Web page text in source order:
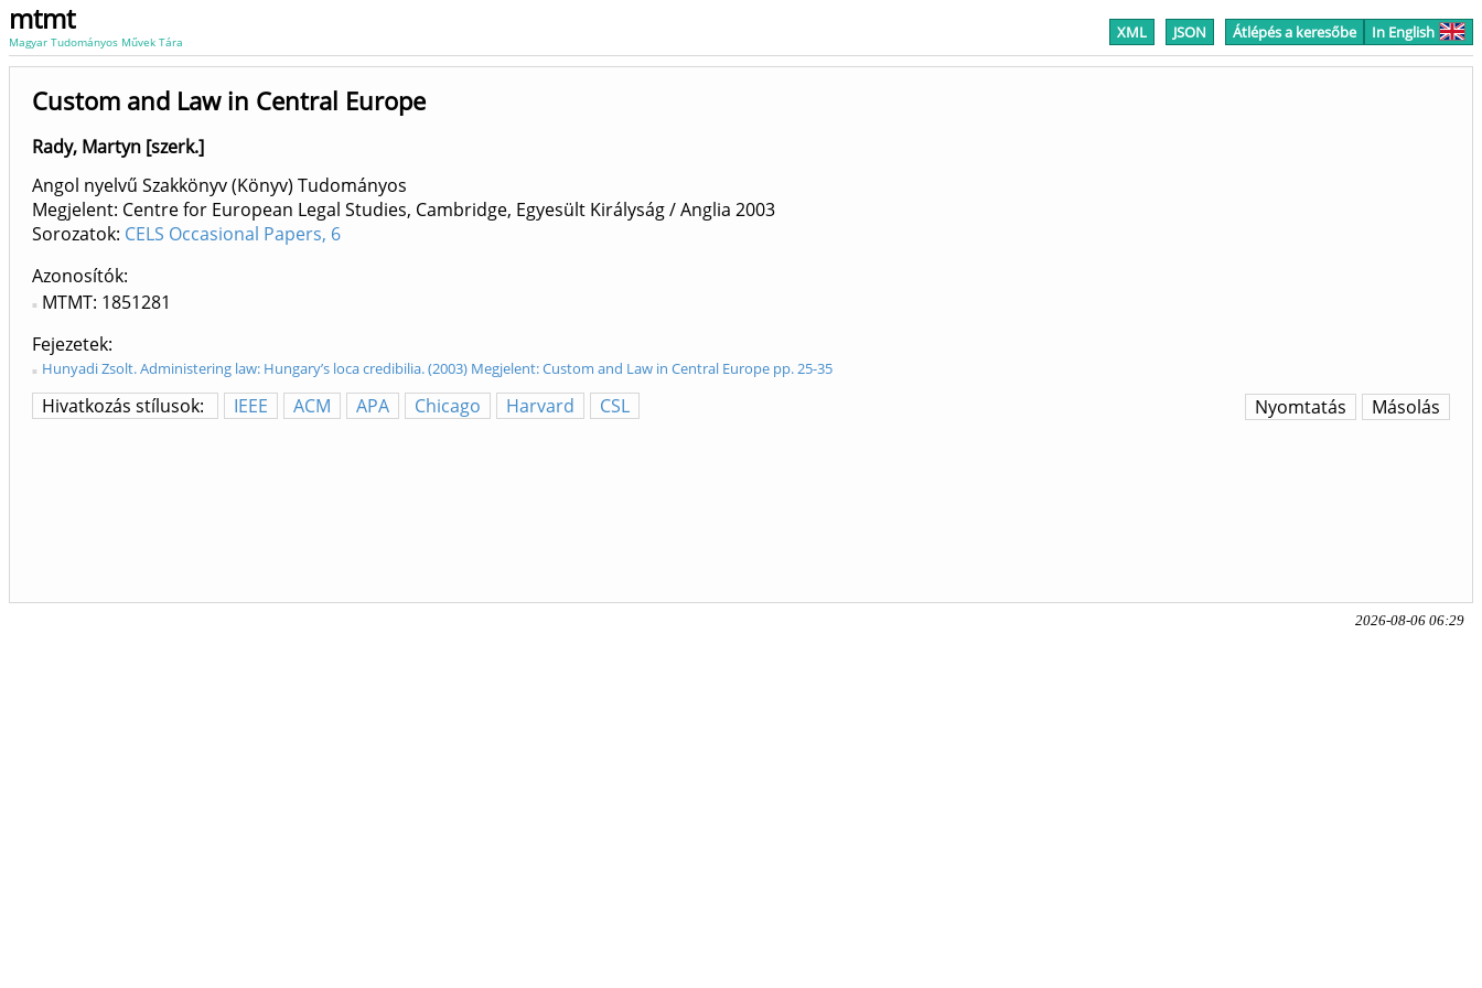
mtmt
Magyar Tudományos Művek Tára XML JSON Átlépés a keresőbe In English
Custom and Law in Central Europe
Rady, Martyn [szerk.]
Angol nyelvű Szakkönyv (Könyv) Tudományos
Megjelent: Centre for European Legal Studies, Cambridge, Egyesült Királyság / Anglia 2003
Sorozatok: CELS Occasional Papers, 6
Azonosítók
MTMT: 1851281
Fejezetek
Hunyadi Zsolt. Administering law: Hungary’s loca credibilia. (2003) Megjelent: Custom and Law in Central Europe pp. 25-35
Hivatkozás stílusok: IEEE ACM APA Chicago Harvard CSL Másolás
Nyomtatás
2026-08-06 06:29